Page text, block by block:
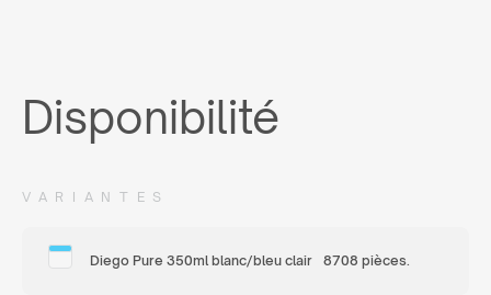
Disponibilité
VARIANTES
Diego Pure 350ml blanc/bleu clair 8708 pièces.